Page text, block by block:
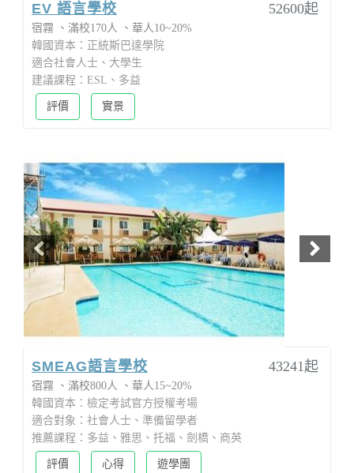
EV 語言學校 52600起
宿霧 滿校170人
華人10~20%
韓國資本：正統斯巴達學院
適合社會人士、大學生
建議課程：ESL、多益
評價 實景
SMEAG語言學校 43241起
宿霧 滿校800人
華人15~20%
韓國資本：檢定考試官方授權考場
適合對象：社會人士、準備留學者
推薦課程：多益、雅思、托福、劍橋、商英
評價 心得 遊學團